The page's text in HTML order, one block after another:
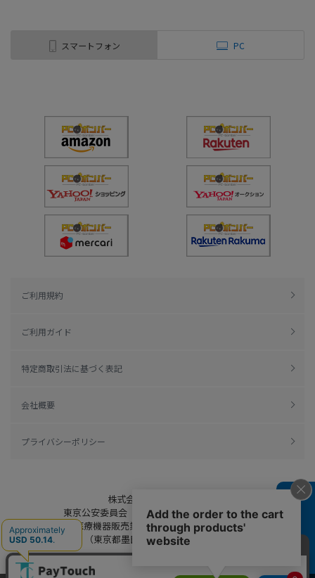
よくある質問
スマートフォン PC
ご利用規約
ご利用ガイド
特定商取引法に基づく表記
会社概要
プライバシーポリシー
株式会社綿半ドットコム
東京公安委員会（許可済み） 306609804230号
管理医療機器販売業 届出日：平成27年11月19日
（東京都墨田区保健所生活衛生課）